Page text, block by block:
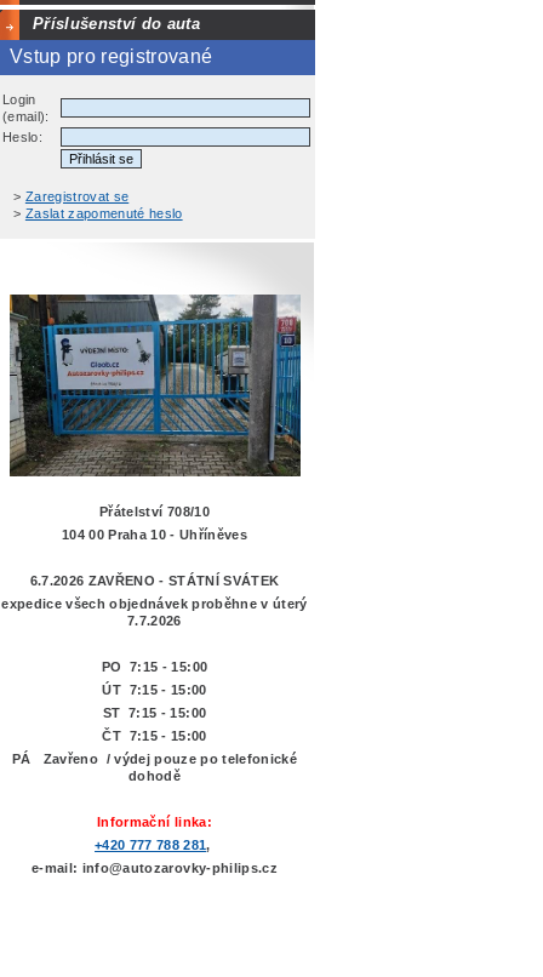
Příslušenství do auta
Vstup pro registrované
Login
(email):
Heslo:
> Zaregistrovat se
> Zaslat zapomenuté heslo
Přátelství 708/10
104 00 Praha 10 - Uhříněves
6.7.2026 ZAVŘENO - STÁTNÍ SVÁTEK
expedice všech objednávek proběhne v úterý
7.7.2026
PO 7:15 - 15:00
ÚT 7:15 - 15:00
ST 7:15 - 15:00
ČT 7:15 - 15:00
PÁ Zavřeno / výdej pouze po telefonické
dohodě
Informační linka:
+420 777 788 281,
e-mail: info@autozarovky-philips.cz